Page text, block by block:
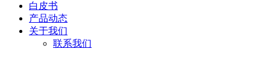
白皮书
产品动态
关于我们
联系我们